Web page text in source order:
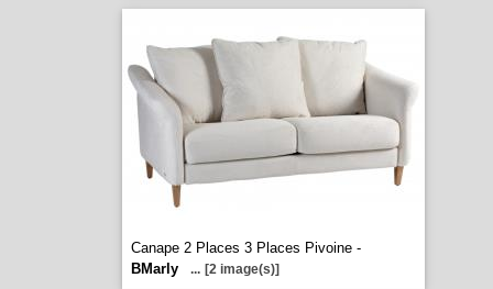
Canape 2 Places 3 Places Pivoine -
BMarly
... [2 image(s)]